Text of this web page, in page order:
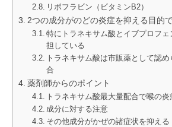
リボフラビン（ビタミンB2）
2つの成分がのどの炎症を抑える目的
特にトラネキサム酸とイブプロフ
担している
トラネキサム酸は市販薬として認
合
薬剤師からのポイント
トラネキサム酸最大量配合で喉の炎
成分に対する注意
その他成分がかぜの諸症状を抑える